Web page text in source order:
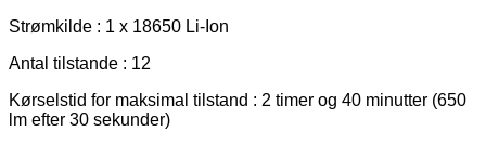
Strømkilde : 1 x 18650 Li-Ion
Antal tilstande : 12
Kørselstid for maksimal tilstand : 2 timer og 40 minutter (650
lm efter 30 sekunder)